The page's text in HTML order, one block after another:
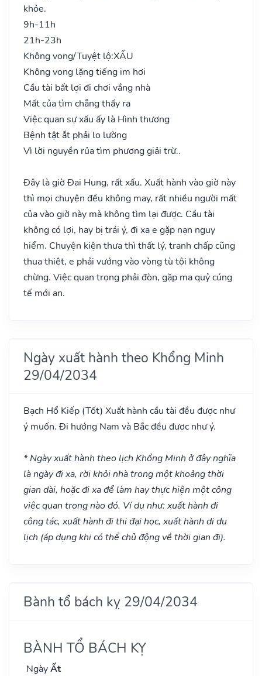
khỏe.
9h-11h
21h-23h
Không vong/Tuyệt lộ:XẤU
Không vong lặng tiếng im hơi
Cầu tài bất lợi đi chơi vắng nhà
Mất của tìm chẳng thấy ra
Việc quan sự xấu ấy là Hình thương
Bệnh tật ắt phải lo lường
Vì lời nguyền rủa tìm phương giải trừ..
Đây là giờ Đại Hung, rất xấu. Xuất hành vào giờ này
thì mọi chuyện đều không may, rất nhiều người mất
của vào giờ này mà không tìm lại được. Cầu tài
không có lợi, hay bị trái ý, đi xa e gặp nạn nguy
hiểm. Chuyện kiện thưa thì thất lý, tranh chấp cũng
thua thiệt, e phải vướng vào vòng tù tội không
chừng. Việc quan trọng phải đòn, gặp ma quỷ cúng
tế mới an.
Ngày xuất hành theo Khổng Minh
29/04/2034
Bạch Hổ Kiếp (Tốt) Xuất hành cầu tài đều được như
ý muốn. Đi hướng Nam và Bắc đều được như ý.
* Ngày xuất hành theo lịch Khổng Minh ở đây nghĩa
là ngày đi xa, rời khỏi nhà trong một khoảng thời
gian dài, hoặc đi xa để làm hay thực hiện một công
việc quan trọng nào đó. Ví dụ như: xuất hành đi
công tác, xuất hành đi thi đại học, xuất hành di du
lịch (áp dụng khi có thể chủ động về thời gian đi).
Bành tổ bách kỵ 29/04/2034
BÀNH TỔ BÁCH KỴ
NgàyẤt